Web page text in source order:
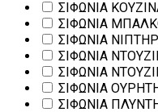
ΣΙΦΩΝΙΑ
ΣΙΦΩΝΙΑ
ΣΙΦΩΝΙΑ
ΣΙΦΩΝΙΑ
ΣΙΦΩΝΙΑ
ΣΙΦΩΝΙΑ
ΣΙΦΩΝΙΑ